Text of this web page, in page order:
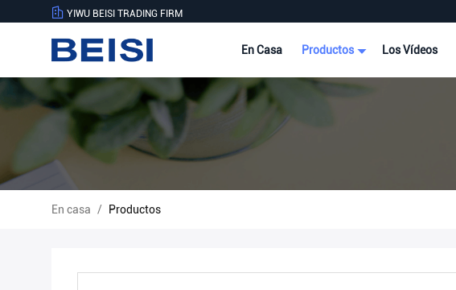
YIWU BEISI TRADING FIRM
En Casa Productos Los Vídeos
En casa / Productos